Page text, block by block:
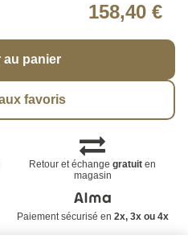
158,40 €
au panier
favoris
Retour et échangegratuit en
magasin
Paiement sécurisé en 2x, 3x ou 4x